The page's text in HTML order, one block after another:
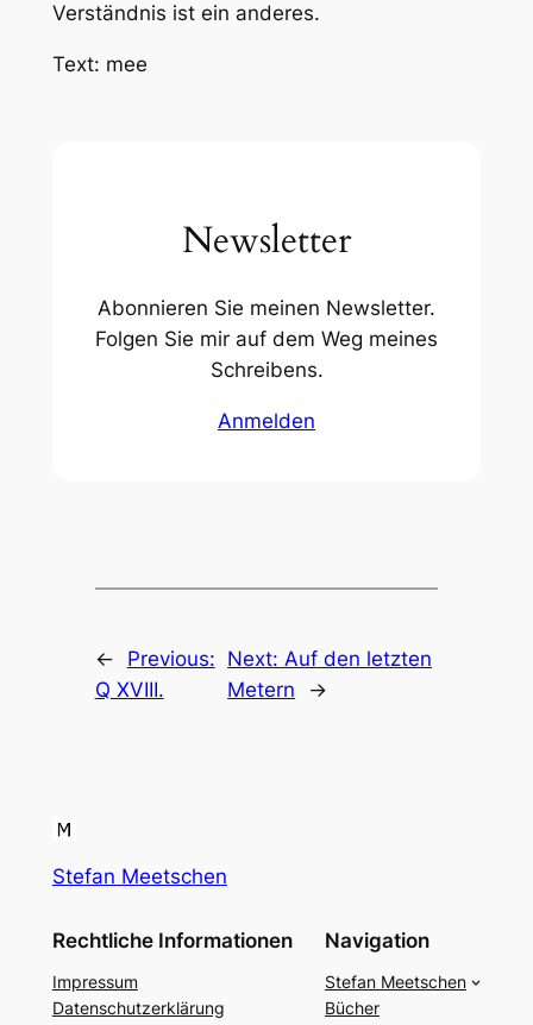
Verständnis ist ein anderes.
Text: mee
Newsletter
Abonnieren Sie meinen Newsletter.
Folgen Sie mir auf dem Weg meines
Schreibens.
Anmelden
←
Previous:
Q XVIII.
Next:Auf den letzten
Metern
→
Stefan Meetschen
Rechtliche Informationen
Impressum
Datenschutzerklärung
Navigation
Stefan Meetschen
Bücher